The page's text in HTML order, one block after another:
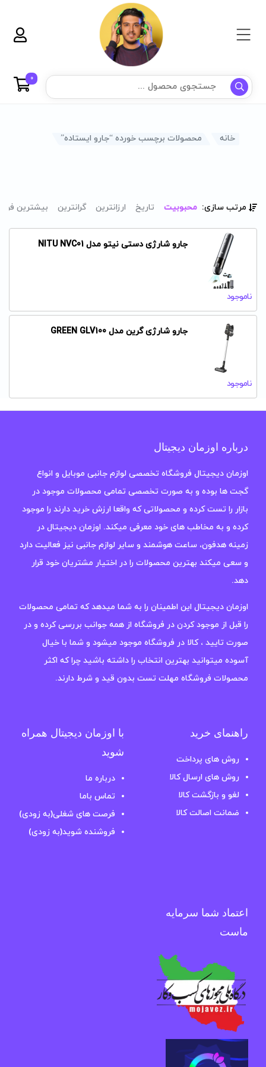
0
خانه محصولات برچسب خورده “جارو ایستاده”
مرتب سازی: محبوبیت تاریخ ارزانترین گرانترین بیشترین
جارو شارژی دستی نیتو مدل NITU NVC01
ناموجود
جارو شارژی گرین مدل GREEN GLV100
ناموجود
درباره اوزمان دیجیتال
اوزمان دیجیتال فروشگاه تخصصی لوازم جانبی موبایل و انواع
گجت ها بوده و به صورت تخصصی تمامی محصولات موجود در
بازار را تست کرده و محصولاتی که واقعا ارزش خرید دارند را موجود
کرده و به مخاطب های خود معرفی میکند. اوزمان دیجیتال در
زمینه هدفون، ساعت هوشمند و سایر لوازم جانبی نیز فعالیت دارد
و سعی میکند بهترین محصولات را در اختیار مشتریان خود قرار
دهد.
اوزمان دیجیتال این اطمینان را به شما میدهد که تمامی محصولات
را قبل از موجود کردن در فروشگاه از همه جوانب بررسی کرده و در
صورت تایید ، کالا در فروشگاه موجود میشود و شما با خیال
آسوده میتوانید بهترین انتخاب را داشته باشید چرا که اکثر
محصولات فروشگاه مهلت تست بدون قید و شرط دارند.
راهنمای خرید
روش های پرداخت
روش های ارسال کالا
لغو و بازگشت کالا
ضمانت اصالت کالا
با اوزمان دیجیتال همراه
شوید
درباره ما
تماس باما
فرصت های شغلی(به زودی)
فروشنده شوید(به زودی)
اعتماد شما سرمایه
ماست